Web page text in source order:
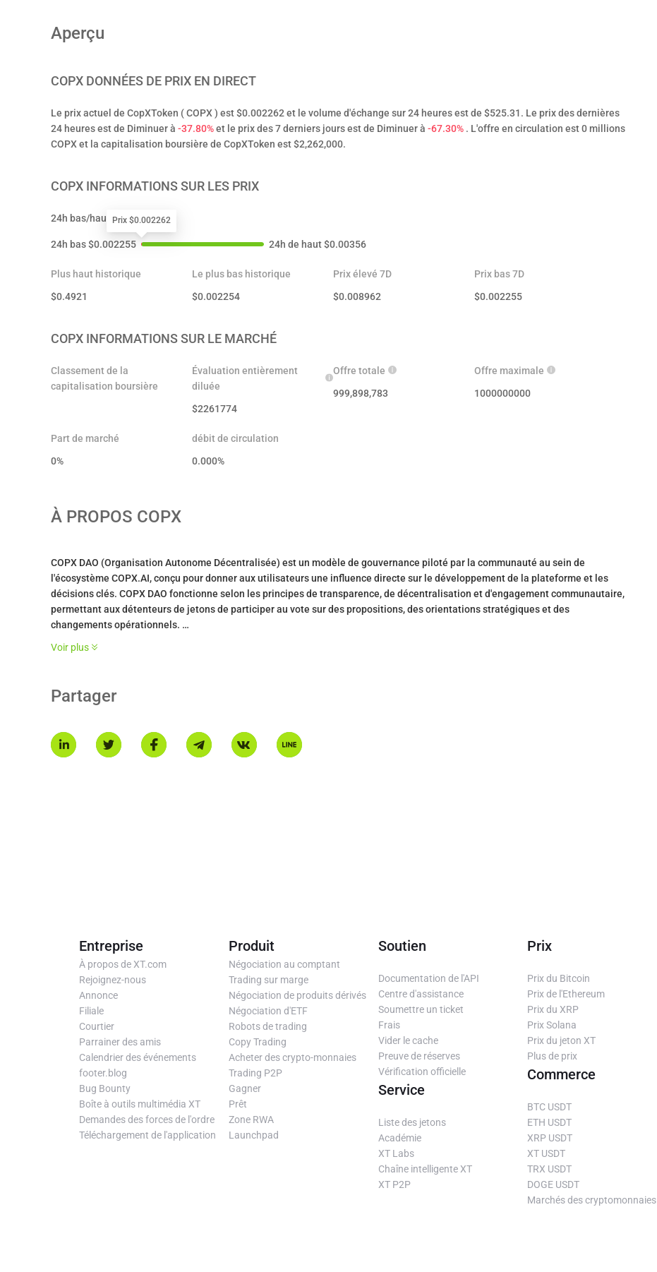
Aperçu
COPX DONNÉES DE PRIX EN DIRECT
Le prix actuel de CopXToken ( COPX ) est $0.002262 et le volume d'échange sur 24 heures est de $525.31. Le prix des dernières
24 heures est de Diminuer à -37.80%et le prix des 7 derniers jours est de Diminuer à -67.30% . L'offre en circulation est 0 millions
COPX et la capitalisation boursière de CopXToken est $2,262,000.
COPX INFORMATIONS SUR LES PRIX
24h bas/haut
24h bas$0.002255
Prix $0.002262
24h de haut$0.00356
Plus haut historique
$0.4921
Le plus bas historique
$0.002254
Prix élevé 7D
$0.008962
Prix bas 7D
$0.002255
COPX INFORMATIONS SUR LE MARCHÉ
Classement de la
capitalisation boursière
Évaluation entièrement
diluée
$2261774
Offre totale
999,898,783
Offre maximale
1000000000
Part de marché
0%
débit de circulation
0.000%
À PROPOS COPX
COPX DAO (Organisation Autonome Décentralisée) est un modèle de gouvernance piloté par la communauté au sein de
l'écosystème COPX.AI, conçu pour donner aux utilisateurs une influence directe sur le développement de la plateforme et les
décisions clés. COPX DAO fonctionne selon les principes de transparence, de décentralisation et d'engagement communautaire,
permettant aux détenteurs de jetons de participer au vote sur des propositions, des orientations stratégiques et des
changements opérationnels.
Voir plus
Partager
Entreprise
À propos de XT.com
Rejoignez-nous
Annonce
Filiale
Courtier
Parrainer des amis
Calendrier des événements
footer.blog
Bug Bounty
Boîte à outils multimédia XT
Demandes des forces de l'ordre
Téléchargement de l'application
Produit
Négociation au comptant
Trading sur marge
Négociation de produits dérivés
Négociation d'ETF
Robots de trading
Copy Trading
Acheter des crypto-monnaies
Trading P2P
Gagner
Prêt
Zone RWA
Launchpad
Soutien
Documentation de l'API
Centre d'assistance
Soumettre un ticket
Frais
Vider le cache
Preuve de réserves
Vérification officielle
Service
Liste des jetons
Académie
XT Labs
Chaîne intelligente XT
XT P2P
Prix
Prix ​​du Bitcoin
Prix ​​de l'Ethereum
Prix ​​du XRP
Prix ​​Solana
Prix ​​du jeton XT
Plus de prix
Commerce
BTC USDT
ETH USDT
XRP USDT
XT USDT
TRX USDT
DOGE USDT
Marchés des cryptomonnaies